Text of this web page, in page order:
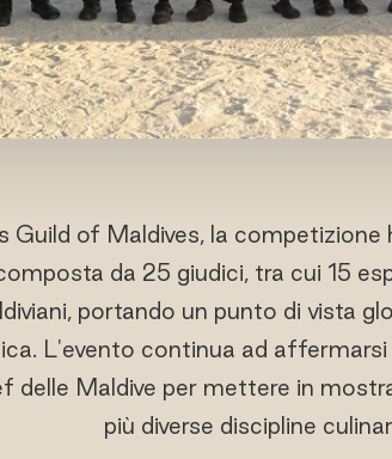
Guild of Maldives, la competizione
da 25 giudici, tra cui 15
portando un punto di vista
L'evento continua ad
delle Maldive per mettere in
più diverse discipline